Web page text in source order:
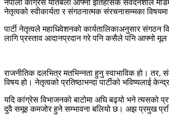
नेपाली कांग्रेस यतिबेला आफ्नो इतिहासकै संवेदनशील
नेतृत्वको स्वीकार्यता र संगठनात्मक संरचनासम्मका
पार्टी नेतृत्वले महाधिवेशनको कार्यतालिकाअनुसार संगठन
लागि प्रस्ताव आदानप्रदान गरे पनि कसैले पनि आफ्नो
राजनीतिक दलभित्र मतभिन्नता हुनु स्वाभाविक हो। तर,
विषय हो। नेतृत्वको प्रतिष्ठाभन्दा पार्टीको भविष्यलाई
यदि कांग्रेस विभाजनको बाटोमा अघि बढ्यो भने त्यसको
दुवै समूह कमजोर हुने सम्भावना बलियो छ। अझ प्रमुख